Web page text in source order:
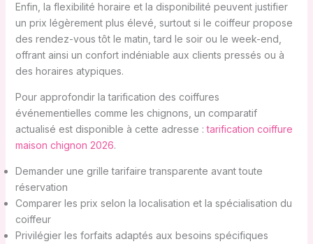
Enfin, la flexibilité horaire et la disponibilité peuvent justifier
un prix légèrement plus élevé, surtout si le coiffeur propose
des rendez-vous tôt le matin, tard le soir ou le week-end,
offrant ainsi un confort indéniable aux clients pressés ou à
des horaires atypiques.
Pour approfondir la tarification des coiffures
événementielles comme les chignons, un comparatif
actualisé est disponible à cette adresse :tarification coiffure
maison chignon 2026.
Demander une grille tarifaire transparente avant toute
réservation
Comparer les prix selon la localisation et la spécialisation du
coiffeur
Privilégier les forfaits adaptés aux besoins spécifiques